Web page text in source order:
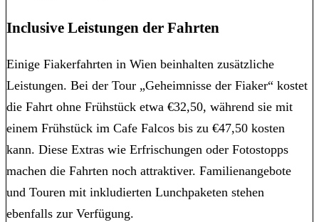
Inclusive Leistungen der Fahrten
Einige Fiakerfahrten in Wien beinhalten zusätzliche
Leistungen. Bei der Tour „Geheimnisse der Fiaker“ kostet
die Fahrt ohne Frühstück etwa €32,50, während sie mit
einem Frühstück im Cafe Falcos bis zu €47,50 kosten
kann. Diese Extras wie Erfrischungen oder Fotostopps
machen die Fahrten noch attraktiver. Familienangebote
und Touren mit inkludierten Lunchpaketen stehen
ebenfalls zur Verfügung.